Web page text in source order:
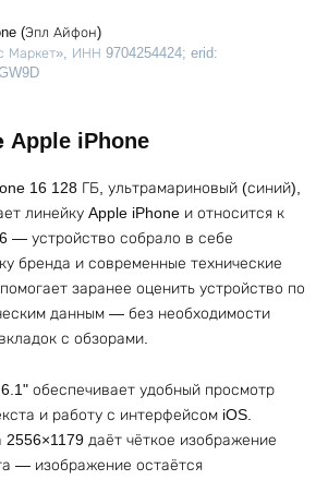
(Эпл Айфон)
Маркет», ИНН 9704254424; erid:
iPhone
16 128 ГБ, ультрамариновый (синий),
линейку Apple iPhone и относится к
— устройство собрало в себе
бренда и современные технические
заранее оценить устройство по
данным — без необходимости
с обзорами.
обеспечивает удобный просмотр
и работу с интерфейсом iOS.
даёт чёткое изображение
— изображение остаётся